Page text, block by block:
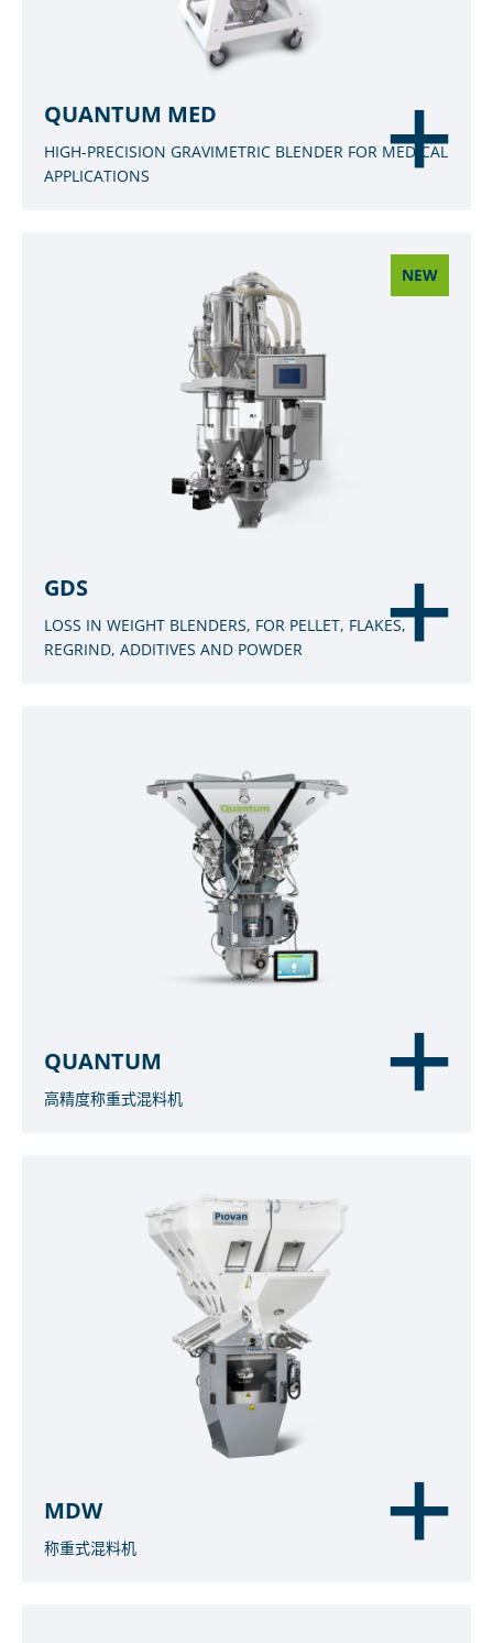
QUANTUM MED
HIGH-PRECISION GRAVIMETRIC BLENDER FOR MEDICAL
APPLICATIONS
NEW
GDS
LOSS IN WEIGHT BLENDERS, FOR PELLET, FLAKES,
REGRIND, ADDITIVES AND POWDER
QUANTUM
高精度称重式混料机
MDW
称重式混料机